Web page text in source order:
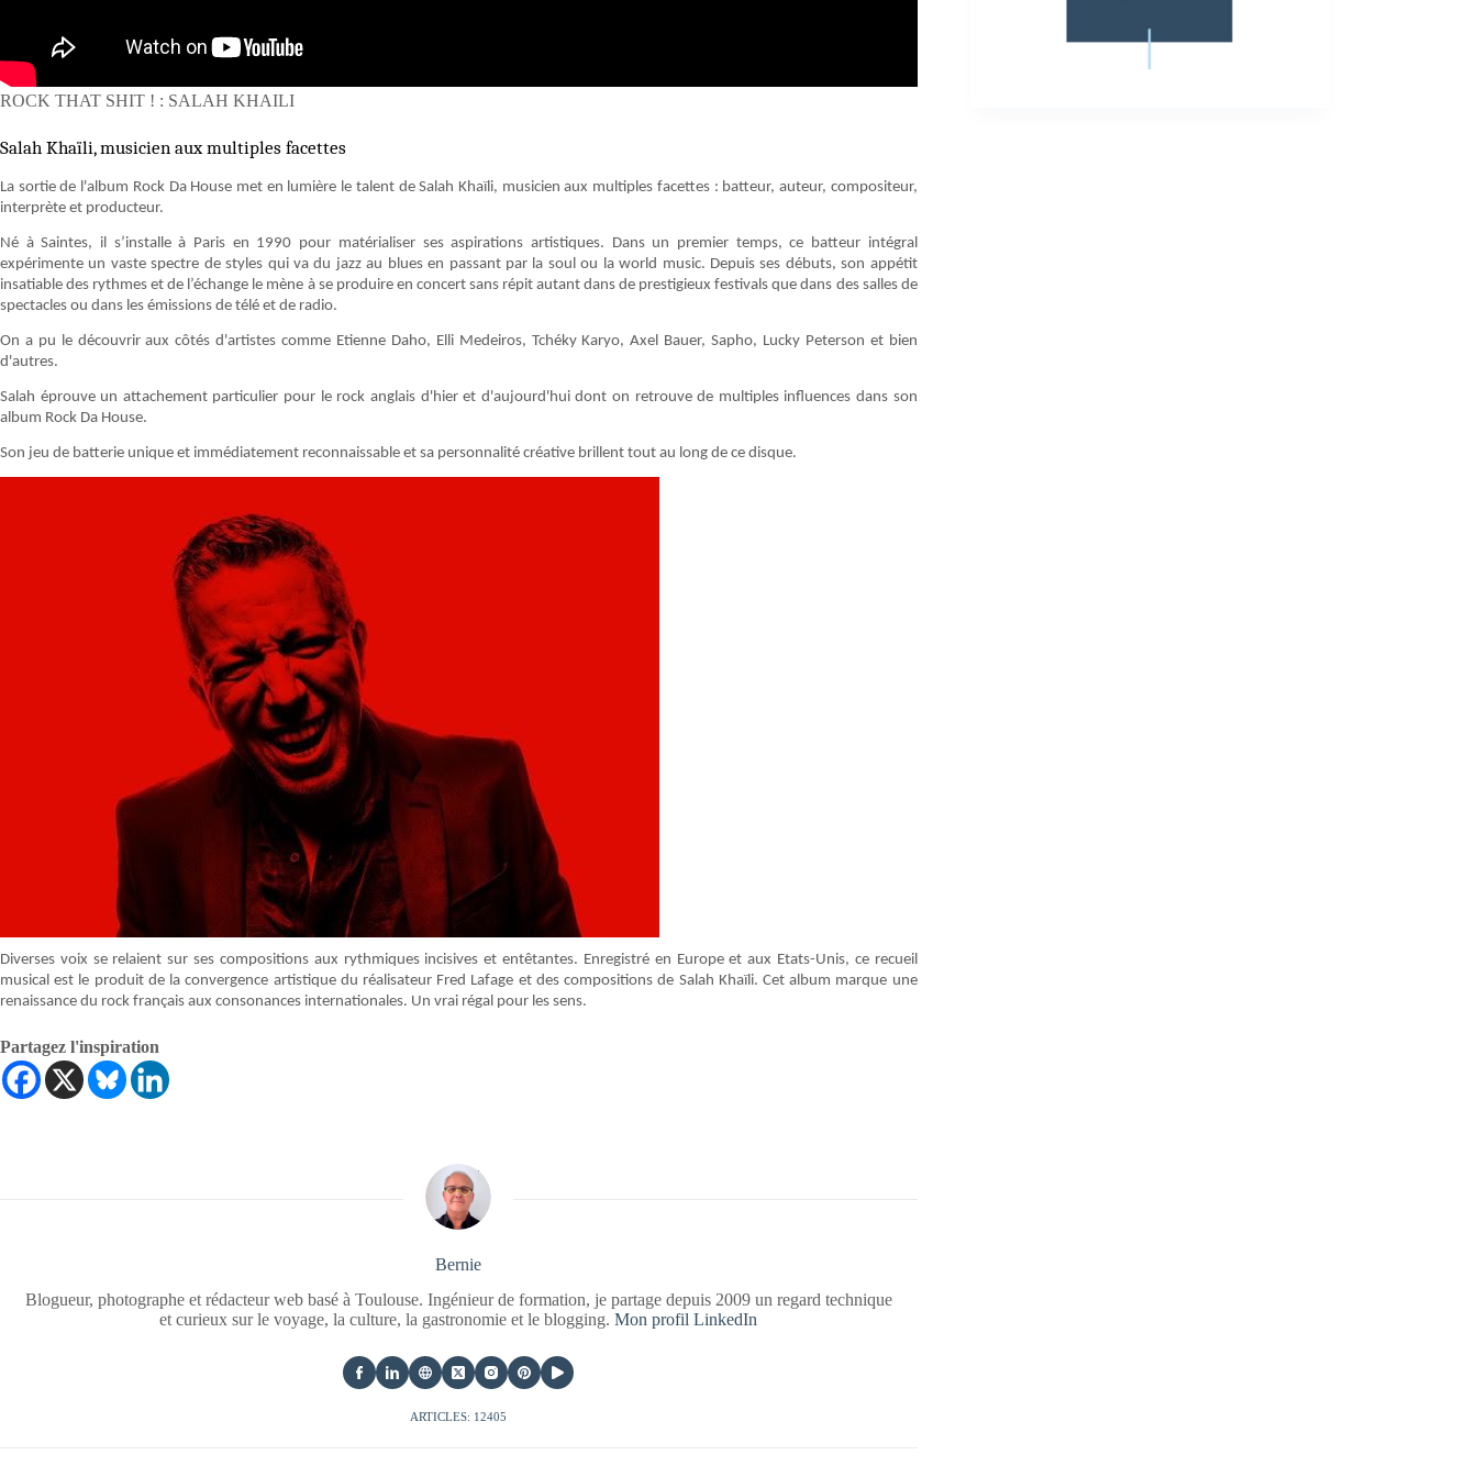
ROCK THAT SHIT ! : SALAH KHAILI
Salah Khaïli, musicien aux multiples facettes
La sortie de l'album Rock Da House met en lumière le talent de Salah Khaïli, musicien aux multiples facettes : batteur, auteur, compositeur,
interprète et producteur.
Né à Saintes, il s’installe à Paris en 1990 pour matérialiser ses aspirations artistiques. Dans un premier temps, ce batteur intégral
expérimente un vaste spectre de styles qui va du jazz au blues en passant par la soul ou la world music. Depuis ses débuts, son appétit
insatiable des rythmes et de l’échange le mène à se produire en concert sans répit autant dans de prestigieux festivals que dans des salles de
spectacles ou dans les émissions de télé et de radio.
On a pu le découvrir aux côtés d'artistes comme Etienne Daho, Elli Medeiros, Tchéky Karyo, Axel Bauer, Sapho, Lucky Peterson et bien
d'autres.
Salah éprouve un attachement particulier pour le rock anglais d'hier et d'aujourd'hui dont on retrouve de multiples influences dans son
album Rock Da House.
Son jeu de batterie unique et immédiatement reconnaissable et sa personnalité créative brillent tout au long de ce disque.
Diverses voix se relaient sur ses compositions aux rythmiques incisives et entêtantes. Enregistré en Europe et aux Etats-Unis, ce recueil
musical est le produit de la convergence artistique du réalisateur Fred Lafage et des compositions de Salah Khaïli. Cet album marque une
renaissance du rock français aux consonances internationales. Un vrai régal pour les sens.
Partagez l'inspiration
Bernie
Blogueur, photographe et rédacteur web basé à Toulouse. Ingénieur de formation, je partage depuis 2009 un regard technique
et curieux sur le voyage, la culture, la gastronomie et le blogging.Mon profil LinkedIn
ARTICLES: 12405